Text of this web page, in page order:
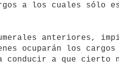
a los cuales sólo
ocuparán los cargos
conducir a que cierto